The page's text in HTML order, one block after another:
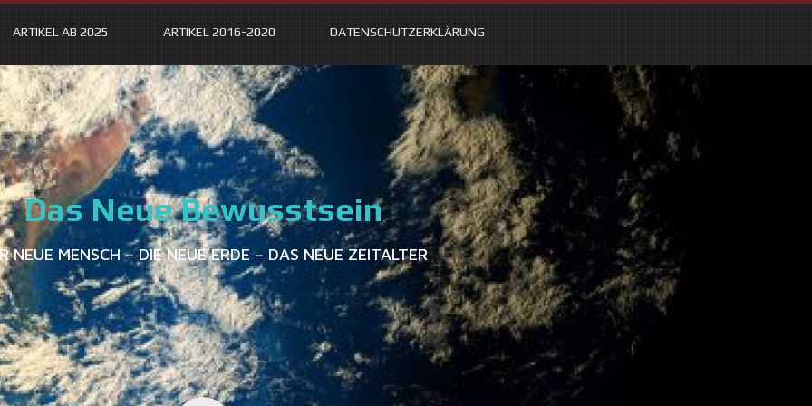
ARTIKEL AB 2025 ARTIKEL 2016-2020 DATENSCHUTZERKLÄRUNG
Das Neue Bewusstsein
NEUE MENSCH – DIE NEUE ERDE – DAS NEUE ZEITALTER